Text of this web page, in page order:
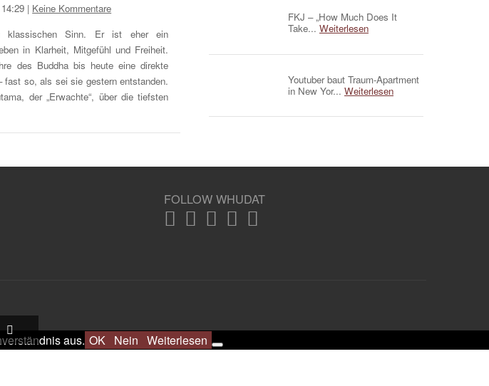
| Keine Kommentare
klassischen Sinn. Er ist eher ein
in Klarheit, Mitgefühl und Freiheit.
des Buddha bis heute eine direkte
so, als sei sie gestern entstanden.
der „Erwachte“, über die tiefsten
FKJ – „How Much Does It
Take... Weiterlesen
Youtuber baut Traum-Apartment
in New Yor... Weiterlesen
FOLLOW WHUDAT
aus. OK Nein Weiterlesen